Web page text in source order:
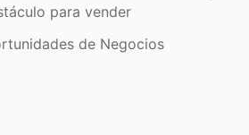
para vender
de Negocios